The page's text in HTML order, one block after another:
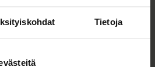
Tietoja
kiinnostaa